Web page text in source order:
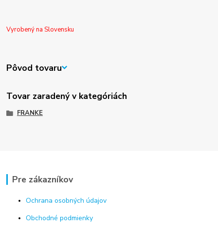
Vyrobený na Slovensku
Pôvod tovaru
Tovar zaradený v kategóriách
FRANKE
Pre zákazníkov
Ochrana osobných údajov
Obchodné podmienky